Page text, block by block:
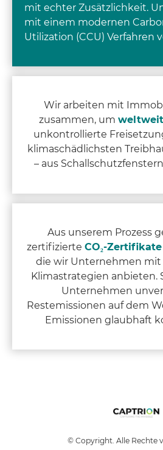
mit echter Zusätzlichkeit.
mit einem modernen
Utilization (CCU) Verfahren
Wir arbeiten mit
zusammen, um
unkontrollierte
klimaschädlichsten
– aus
Aus unserem Prozess
zertifizierte CO₂-Zertifikate
die wir Unternehmen mit
Klimastrategien anbieten.
Unternehmen
Restemissionen auf dem
Emissionen glaubhaft
© Copyright. Alle Rechte